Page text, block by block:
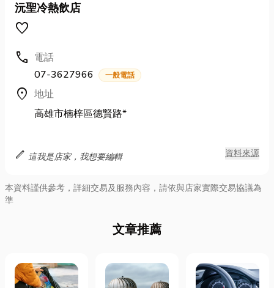
沅聖冷熱飲店
favorite
call 電話
07-3627966
一般電話
location_on 地址
高雄市楠梓區德賢路*
edit 這我是店家，我想要編輯 資料來源
本資料謹供參考，詳細交易及服務內容，請依與店家實際交易協議為
準
文章推薦